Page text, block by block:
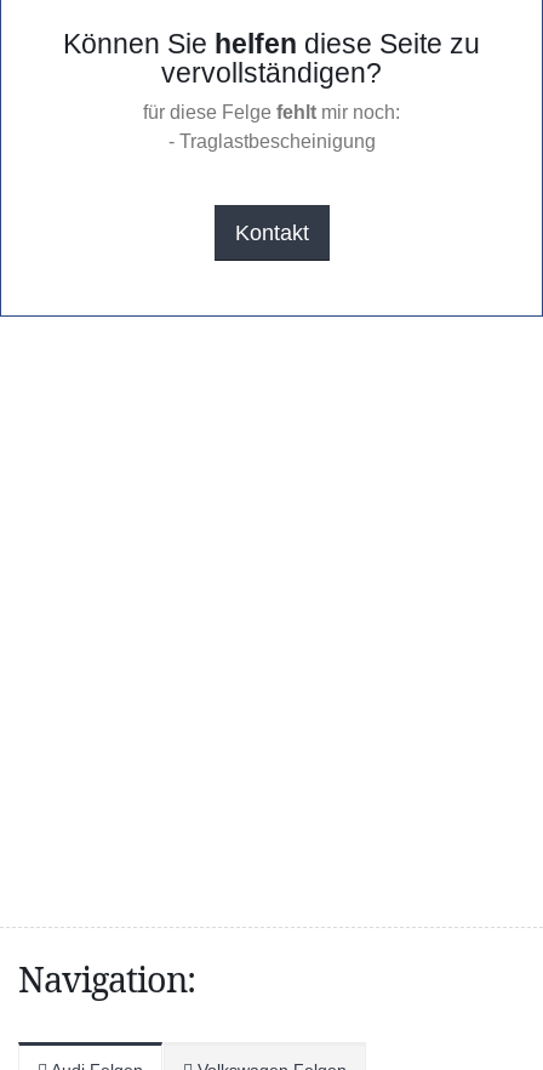
Können Sie helfen diese Seite zu
vervollständigen?
für diese Felge fehlt mir noch:
- Traglastbescheinigung
Kontakt
Navigation: